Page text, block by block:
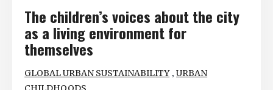
The children’s voices about the city
as a living environment for
themselves
GLOBAL URBAN SUSTAINABILITY,URBAN